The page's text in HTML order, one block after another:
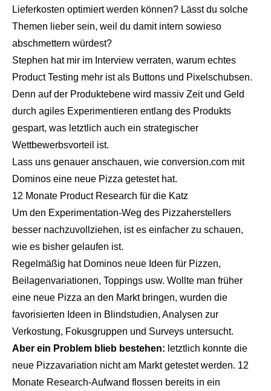
Lieferkosten optimiert werden können? Lässt du solche
Themen lieber sein, weil du damit intern sowieso
abschmettern würdest?
Stephen hat mir im Interview verraten, warum echtes
Product Testing mehr ist als Buttons und Pixelschubsen.
Denn auf der Produktebene wird massiv Zeit und Geld
durch agiles Experimentieren entlang des Produkts
gespart, was letztlich auch ein strategischer
Wettbewerbsvorteil ist.
Lass uns genauer anschauen, wie conversion.com mit
Dominos eine neue Pizza getestet hat.
12 Monate Product Research für die Katz
Um den Experimentation-Weg des Pizzaherstellers
besser nachzuvollziehen, ist es einfacher zu schauen,
wie es bisher gelaufen ist.
Regelmäßig hat Dominos neue Ideen für Pizzen,
Beilagenvariationen, Toppings usw. Wollte man früher
eine neue Pizza an den Markt bringen, wurden die
favorisierten Ideen in Blindstudien, Analysen zur
Verkostung, Fokusgruppen und Surveys untersucht.
Aber ein Problem blieb bestehen: letztlich konnte die
neue Pizzavariation nicht am Markt getestet werden. 12
Monate Research-Aufwand flossen bereits in ein